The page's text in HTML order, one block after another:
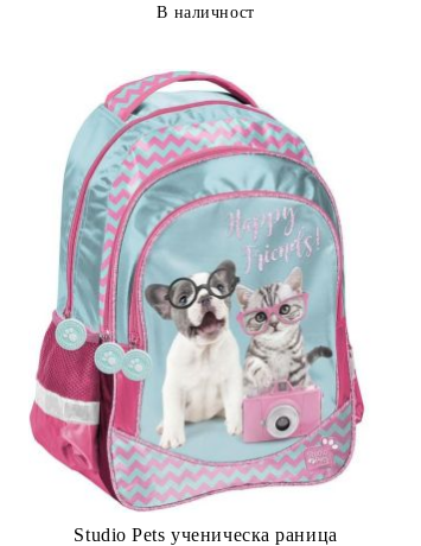
В наличност
Studio Pets ученическа раница